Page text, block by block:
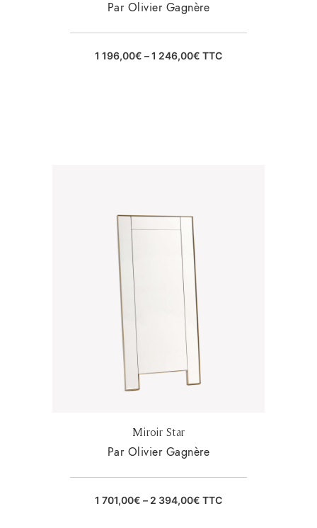
Par Olivier Gagnère
1 196,00€ –1 246,00€ TTC
Miroir Star
Par Olivier Gagnère
1 701,00€ – 2 394,00€ TTC